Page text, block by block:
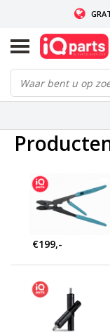
INDIEN
€199,-